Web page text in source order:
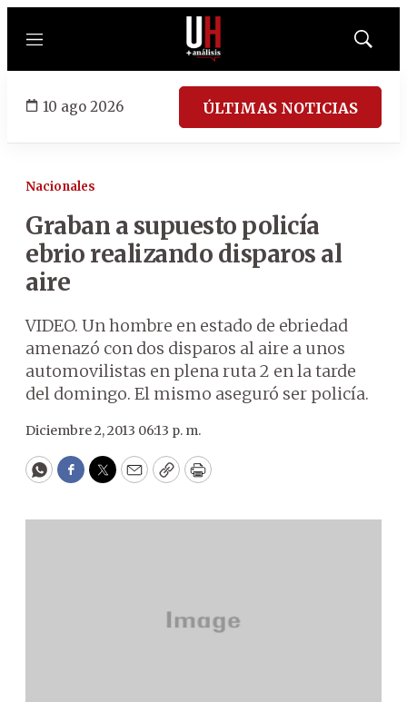
Menú
Mostrar
10 ago 2026 ÚLTIMAS NOTICIAS
Nacionales
Graban a supuesto policía
ebrio realizando disparos al
aire
VIDEO. Un hombre en estado de ebriedad
amenazó con dos disparos al aire a unos
automovilistas en plena ruta 2 en la tarde
del domingo. El mismo aseguró ser policía.
Diciembre 2, 2013 06:13 p. m.
WhatsApp
Facebook
Twitter
EmailCopyPrint